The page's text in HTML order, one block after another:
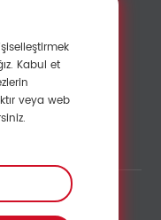
Kabul et
veya web